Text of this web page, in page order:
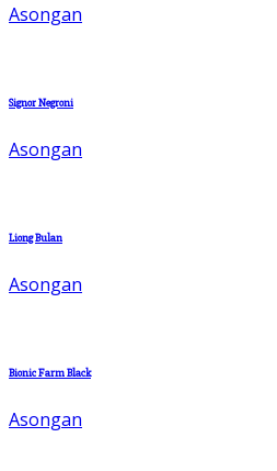
Asongan
Signor Negroni
Asongan
Liong Bulan
Asongan
Bionic Farm Black
Asongan